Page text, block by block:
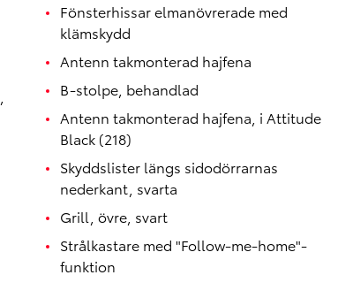
Fönsterhissar elmanövrerade med
klämskydd
Antenn takmonterad hajfena
B-stolpe, behandlad
Antenn takmonterad hajfena, i Attitude
Black (218)
Skyddslister längs sidodörrarnas
nederkant, svarta
Grill, övre, svart
Strålkastare med "Follow-me-home"-
funktion